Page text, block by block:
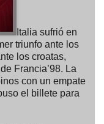
Italia sufrió en
triunfo ante los
los croatas,
Francia’98. La
con un empate
el billete para